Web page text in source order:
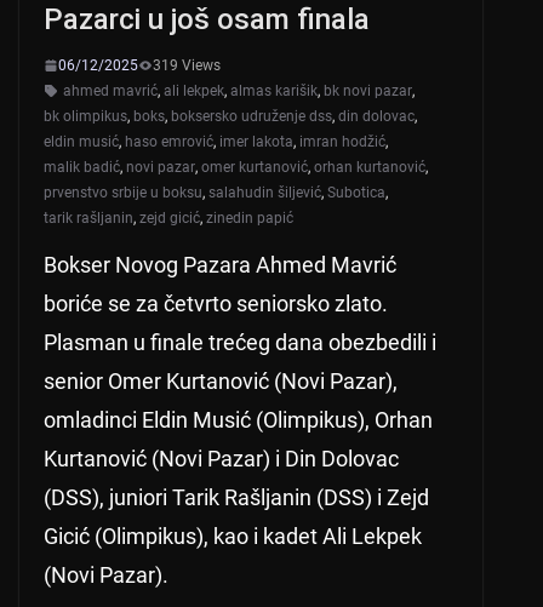
Pazarci u još osam finala
06/12/2025
319 Views
ahmed mavrić, ali lekpek, almas karišik, bk novi pazar,
bk olimpikus, boks, boksersko udruženje dss, din dolovac,
eldin musić, haso emrović, imer lakota, imran hodžić,
malik badić, novi pazar, omer kurtanović, orhan kurtanović,
prvenstvo srbije u boksu, salahudin šiljević, Subotica,
tarik rašljanin, zejd gicić, zinedin papić
Bokser Novog Pazara Ahmed Mavrić
boriće se za četvrto seniorsko zlato.
Plasman u finale trećeg dana obezbedili i
senior Omer Kurtanović (Novi Pazar),
omladinci Eldin Musić (Olimpikus), Orhan
Kurtanović (Novi Pazar) i Din Dolovac
(DSS), juniori Tarik Rašljanin (DSS) i Zejd
Gicić (Olimpikus), kao i kadet Ali Lekpek
(Novi Pazar).